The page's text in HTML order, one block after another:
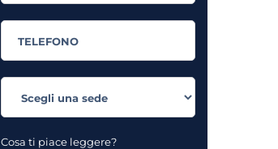
Cosa ti piace leggere?